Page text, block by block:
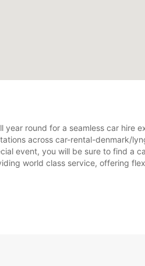
year round for a seamless car
across car-rental-denmark/
event, you will be sure to find a
world class service, offering